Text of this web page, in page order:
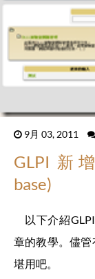
9月 03, 2011
GLPI 新
base)
以下介紹
章的教學。儘
堪用吧。